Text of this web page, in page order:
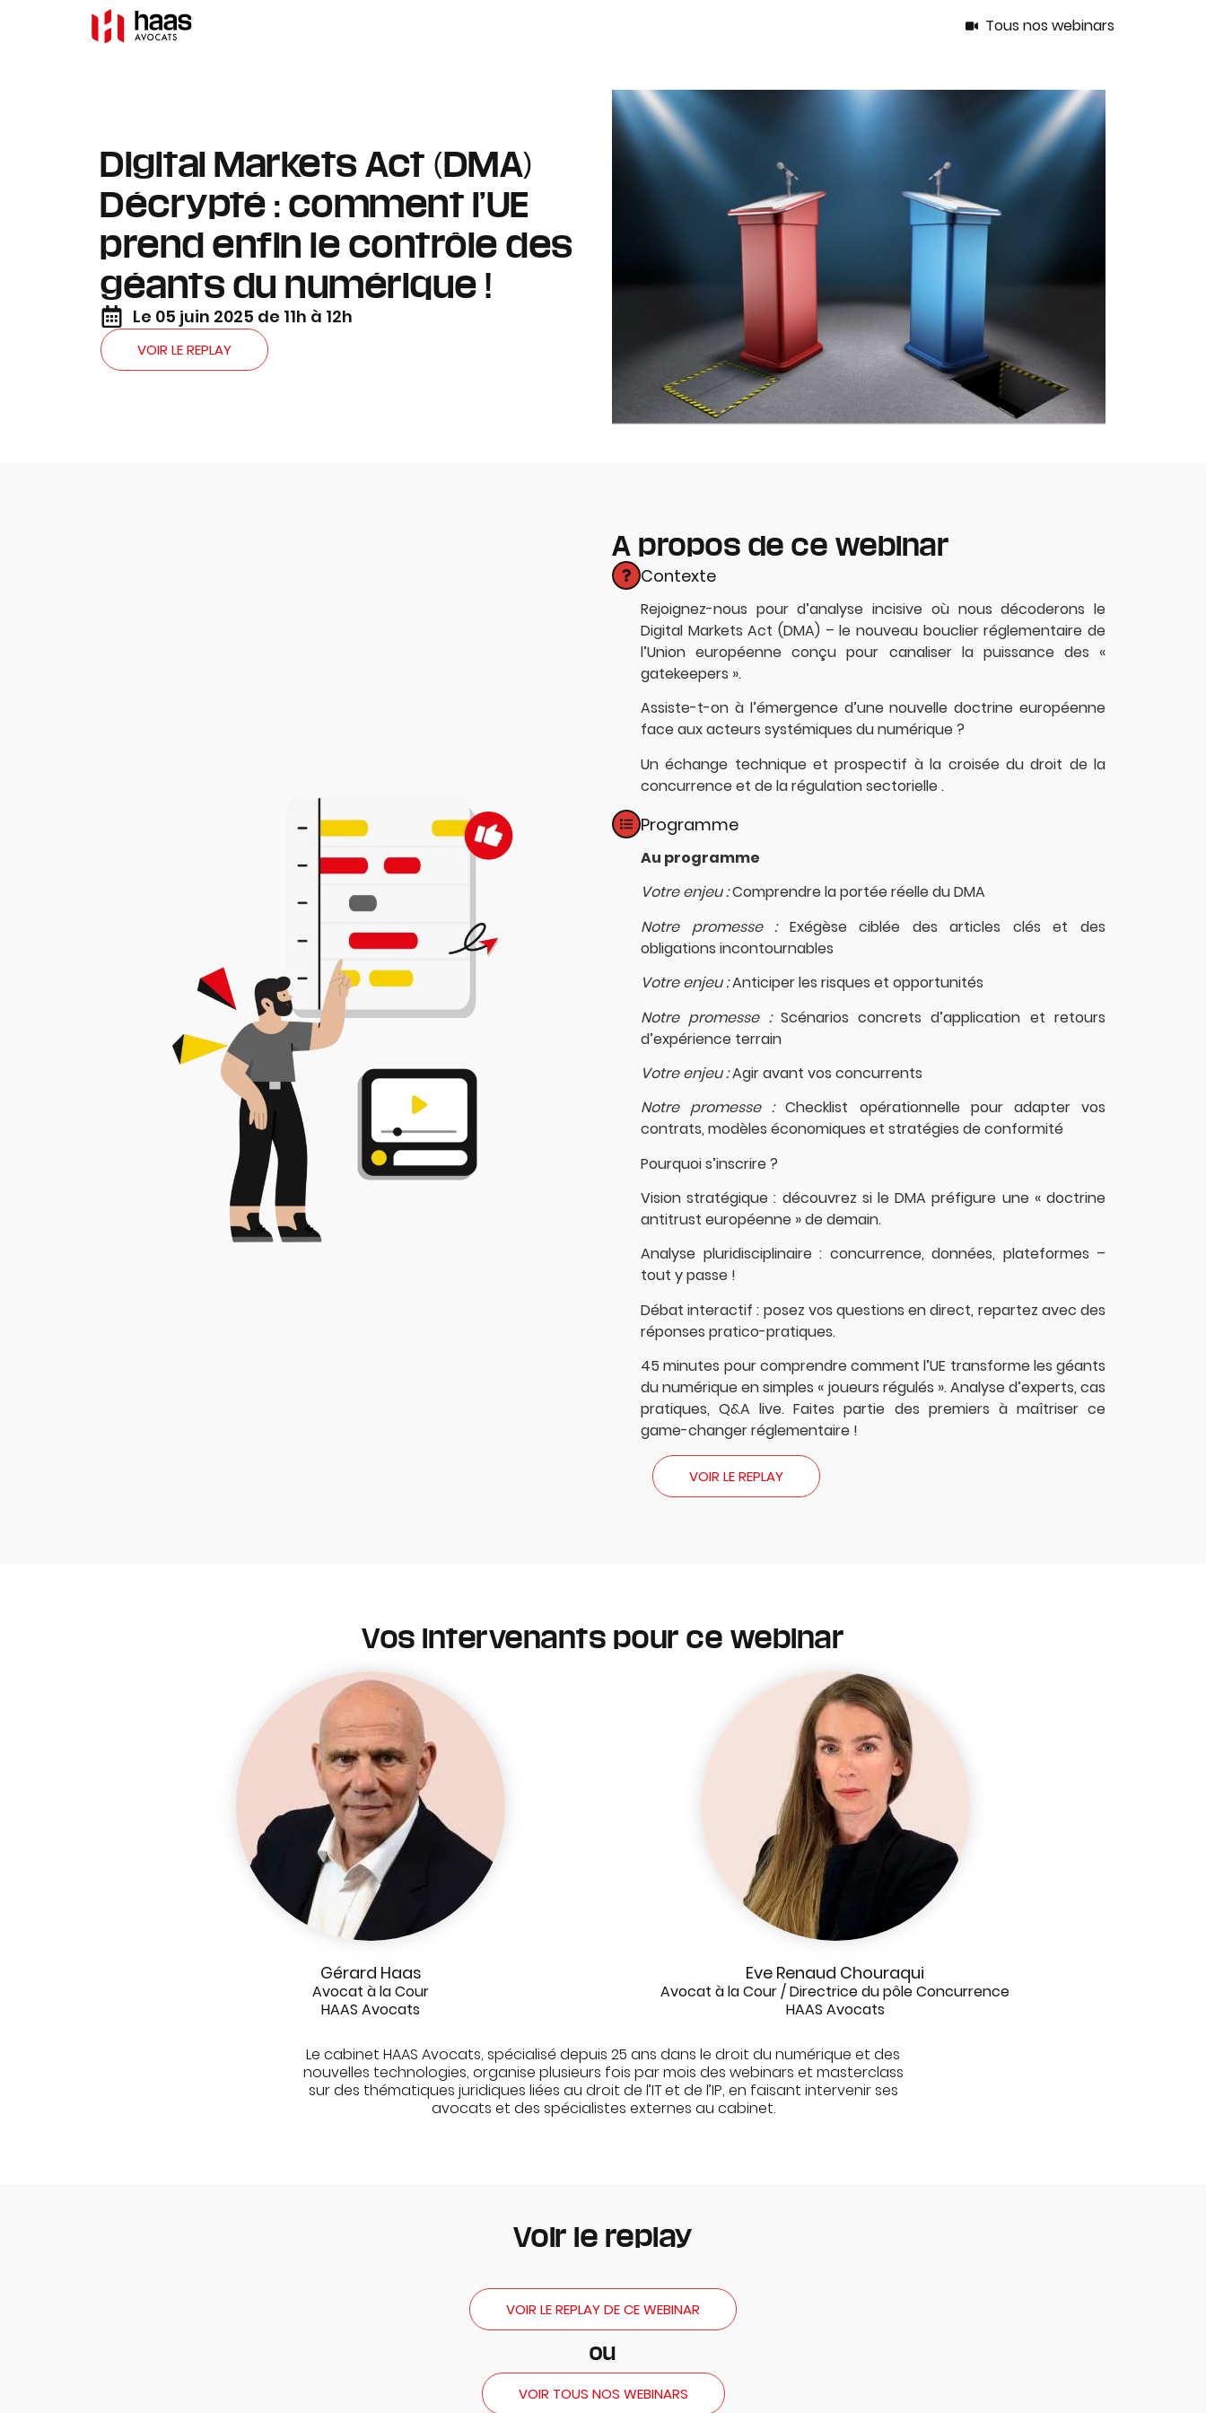
Tous nos webinars
Digital Markets Act (DMA)
Décrypté : comment l’UE
prend enfin le contrôle des
géants du numérique !
Le 05 juin 2025 de 11h à 12h
VOIR LE REPLAY
A propos de ce webinar
Contexte
Rejoignez-nous pour d’analyse incisive où nous décoderons le
Digital Markets Act (DMA) – le nouveau bouclier réglementaire de
l’Union européenne conçu pour canaliser la puissance des «
gatekeepers ».
Assiste-t-on à l’émergence d’une nouvelle doctrine européenne
face aux acteurs systémiques du numérique ?
Un échange technique et prospectif à la croisée du droit de la
concurrence et de la régulation sectorielle .
Programme
Au programme
Votre enjeu :Comprendre la portée réelle du DMA
Notre promesse : Exégèse ciblée des articles clés et des
obligations incontournables
Votre enjeu :Anticiper les risques et opportunités
Notre promesse : Scénarios concrets d’application et retours
d’expérience terrain
Votre enjeu :Agir avant vos concurrents
Notre promesse :Checklist opérationnelle pour adapter vos
contrats, modèles économiques et stratégies de conformité
Pourquoi s’inscrire ?
Vision stratégique : découvrez si le DMA préfigure une « doctrine
antitrust européenne » de demain.
Analyse pluridisciplinaire : concurrence, données, plateformes –
tout y passe !
Débat interactif : posez vos questions en direct, repartez avec des
réponses pratico-pratiques.
45 minutes pour comprendre comment l’UE transforme les géants
du numérique en simples « joueurs régulés ». Analyse d’experts, cas
pratiques, Q&A live. Faites partie des premiers à maîtriser ce
game-changer réglementaire !
VOIR LE REPLAY
Vos intervenants pour ce webinar
Gérard Haas
Avocat à la Cour
HAAS Avocats
Eve Renaud Chouraqui
Avocat à la Cour / Directrice du pôle Concurrence
HAAS Avocats
Le cabinet HAAS Avocats, spécialisé depuis 25 ans dans le droit du numérique et des
nouvelles technologies, organise plusieurs fois par mois des webinars et masterclass
sur des thématiques juridiques liées au droit de l’IT et de l’IP, en faisant intervenir ses
avocats et des spécialistes externes au cabinet.
Voir le replay
VOIR LE REPLAY DE CE WEBINAR
ou
VOIR TOUS NOS WEBINARS